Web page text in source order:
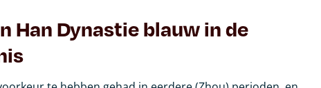
Han Dynastie blauw in de